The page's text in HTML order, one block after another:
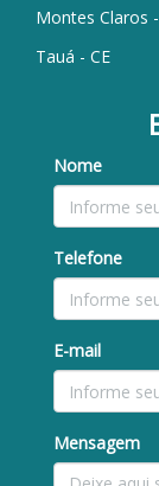
Montes Claros
Tauá - CE
Nome
Telefone
E-mail
Mensagem